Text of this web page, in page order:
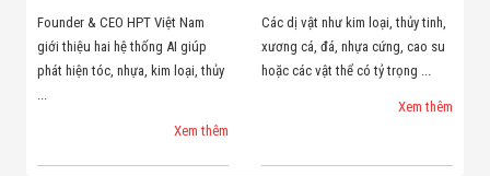
Founder & CEO HPT Việt Nam
giới thiệu hai hệ thống AI giúp
phát hiện tóc, nhựa, kim loại, thủy
...
Xem thêm
Các dị vật như kim loại, thủy tinh,
xương cá, đá, nhựa cứng, cao su
hoặc các vật thể có tỷ trọng ...
Xem thêm